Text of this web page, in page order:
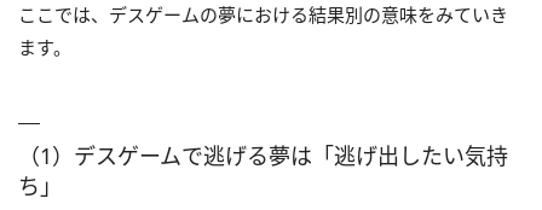
ここでは、デスゲームの夢における結果別の意味をみていき
ます。
（1）デスゲームで逃げる夢は「逃げ出したい気持
ち」